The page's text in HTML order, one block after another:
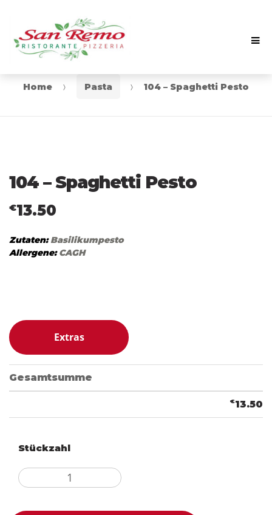
Skip
navigation
Skip
contentHome Pasta 104 – Spaghetti Pesto
104 – Spaghetti Pesto
€13.50
Zutaten:Basilikumpesto
Allergene:CAGH
Extras
Gesamtsumme
€13.50
Stückzahl